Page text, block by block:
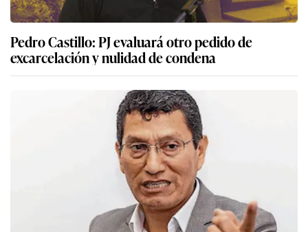
Pedro Castillo: PJ evaluará otro pedido de
excarcelación y nulidad de condena